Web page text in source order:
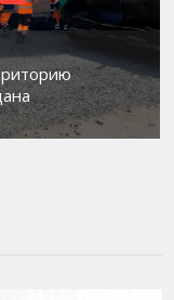
к
риска «Переправа»